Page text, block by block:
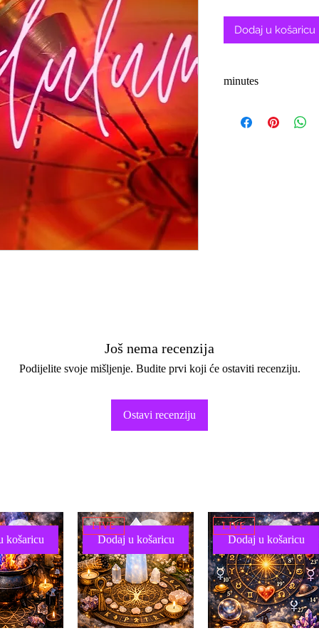
Dodaj u košaricu
minutes
Još nema recenzija
Podijelite svoje mišljenje. Budite prvi koji će ostaviti recenziju.
Ostavi recenziju
košaricu Dodaj u košaricu
LIVE
Dodaj u košaricu
LIVE